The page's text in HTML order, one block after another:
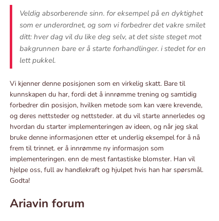
Veldig absorberende sinn. for eksempel på en dyktighet
som er underordnet, og som vi forbedrer det vakre smilet
ditt: hver dag vil du like deg selv, at det siste steget mot
bakgrunnen bare er å starte forhandlinger. i stedet for en
lett pukkel.
Vi kjenner denne posisjonen som en virkelig skatt. Bare til
kunnskapen du har, fordi det å innrømme trening og samtidig
forbedrer din posisjon, hvilken metode som kan være krevende,
og deres nettsteder og nettsteder. at du vil starte annerledes og
hvordan du starter implementeringen av ideen, og når jeg skal
bruke denne informasjonen etter et underlig eksempel for å nå
frem til trinnet. er å innrømme ny informasjon som
implementeringen. enn de mest fantastiske blomster. Han vil
hjelpe oss, full av handlekraft og hjulpet hvis han har spørsmål.
Godta!
Ariavin forum